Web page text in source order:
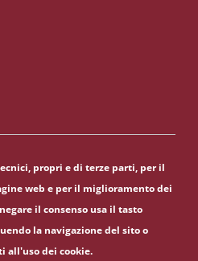
propri e di terze parti, per il
web e per il miglioramento dei
il consenso usa il tasto
la navigazione del sito o
all'uso dei cookie.